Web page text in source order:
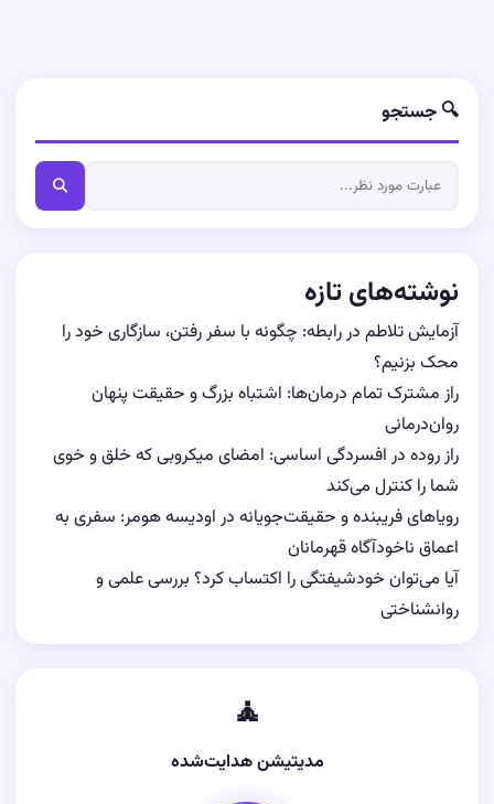
🔍 جستجو
نوشته‌های تازه
آزمایش تلاطم در رابطه: چگونه با سفر رفتن، سازگاری خود را
محک بزنیم؟
راز مشترک تمام درمان‌ها: اشتباه بزرگ و حقیقت پنهان
روان‌درمانی
راز روده در افسردگی اساسی: امضای میکروبی که خلق و خوی
شما را کنترل می‌کند
رویاهای فریبنده و حقیقت‌جویانه در اودیسه هومر: سفری به
اعماق ناخودآگاه قهرمانان
آیا می‌توان خودشیفتگی را اکتساب کرد؟ بررسی علمی و
روانشناختی
🧘
مدیتیشن هدایت‌شده